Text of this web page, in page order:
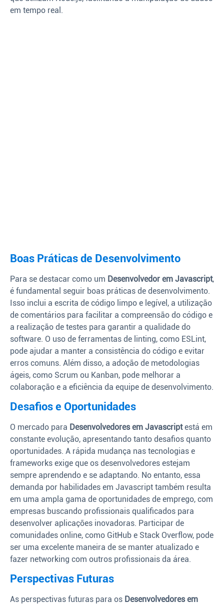
em tempo real.
Boas Práticas de Desenvolvimento
Para se destacar como um Desenvolvedor em Javascript,
é fundamental seguir boas práticas de desenvolvimento.
Isso inclui a escrita de código limpo e legível, a utilização
de comentários para facilitar a compreensão do código e
a realização de testes para garantir a qualidade do
software. O uso de ferramentas de linting, como ESLint,
pode ajudar a manter a consistência do código e evitar
erros comuns. Além disso, a adoção de metodologias
ágeis, como Scrum ou Kanban, pode melhorar a
colaboração e a eficiência da equipe de desenvolvimento.
Desafios e Oportunidades
O mercado para Desenvolvedores em Javascriptestá em
constante evolução, apresentando tanto desafios quanto
oportunidades. A rápida mudança nas tecnologias e
frameworks exige que os desenvolvedores estejam
sempre aprendendo e se adaptando. No entanto, essa
demanda por habilidades em Javascript também resulta
em uma ampla gama de oportunidades de emprego, com
empresas buscando profissionais qualificados para
desenvolver aplicações inovadoras. Participar de
comunidades online, como GitHub e Stack Overflow, pode
ser uma excelente maneira de se manter atualizado e
fazer networking com outros profissionais da área.
Perspectivas Futuras
As perspectivas futuras para os Desenvolvedores em